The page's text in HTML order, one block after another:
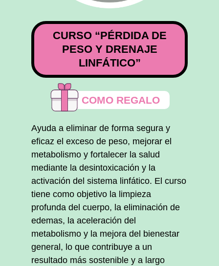
CURSO “PÉRDIDA DE
PESO Y DRENAJE
LINFÁTICO”
COMO REGALO
Ayuda a eliminar de forma segura y
eficaz el exceso de peso, mejorar el
metabolismo y fortalecer la salud
mediante la desintoxicación y la
activación del sistema linfático. El curso
tiene como objetivo la limpieza
profunda del cuerpo, la eliminación de
edemas, la aceleración del
metabolismo y la mejora del bienestar
general, lo que contribuye a un
resultado más sostenible y a largo